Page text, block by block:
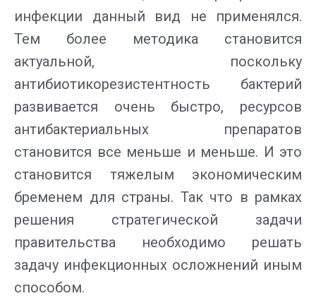
инфекции данный вид не применялся.
Тем более методика становится
актуальной, поскольку
антибиотикорезистентность бактерий
развивается очень быстро, ресурсов
антибактериальных препаратов
становится все меньше и меньше. И это
становится тяжелым экономическим
бременем для страны. Так что в рамках
решения стратегической задачи
правительства необходимо решать
задачу инфекционных осложнений иным
способом.